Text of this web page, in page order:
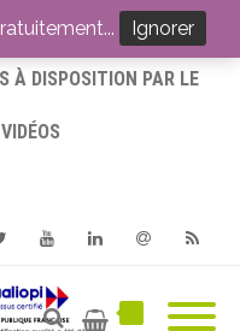
À DISPOSITION PAR LE
VIDÉOS
Youtube
Ignorer